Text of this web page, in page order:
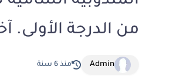
من الدرجة الأولى. آخر أجل
Admin منذ 6 سنة